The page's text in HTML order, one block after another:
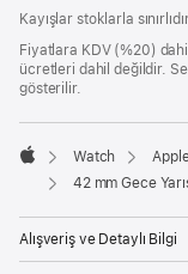
Kayışlar stoklarla
Fiyatlara KDV (%20)
ücretleri dahil değildir.
gösterilir.
Apple
Watch
42 mm Gece
Alışveriş ve Detaylı Bilgi